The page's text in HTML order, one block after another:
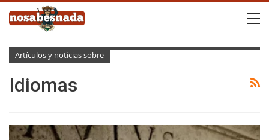
Artículos y noticias sobre
Idiomas